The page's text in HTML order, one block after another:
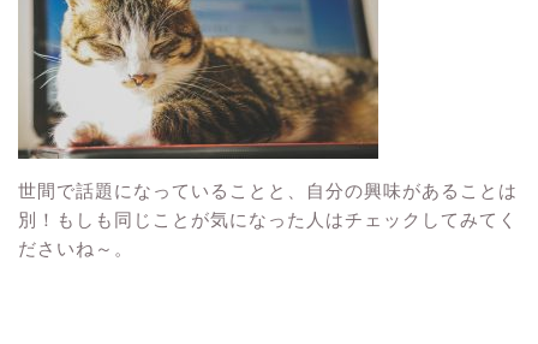
世間で話題になっていることと、自分の興味があることは
別！もしも同じことが気になった人はチェックしてみてく
ださいね～。